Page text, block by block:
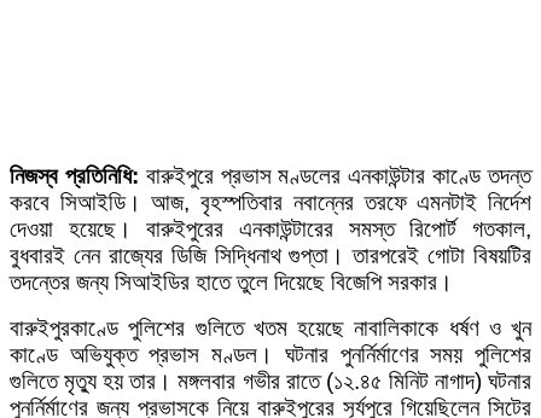
নিজস্ব প্রতিনিধি: বারুইপুরে প্রভাস মণ্ডলের এনকাউন্টার কাণ্ডে তদন্ত
করবে সিআইডি। আজ, বৃহস্পতিবার নবান্নের তরফে এমনটাই নির্দেশ
দেওয়া হয়েছে। বারুইপুরের এনকাউন্টারের সমস্ত রিপোর্ট গতকাল,
বুধবারই নেন রাজ্যের ডিজি সিদ্ধিনাথ গুপ্তা। তারপরেই গোটা বিষয়টির
তদন্তের জন্য সিআইডির হাতে তুলে দিয়েছে বিজেপি সরকার।
বারুইপুরকাণ্ডে পুলিশের গুলিতে খতম হয়েছে নাবালিকাকে ধর্ষণ ও খুন
কাণ্ডে অভিযুক্ত প্রভাস মণ্ডল। ঘটনার পুনর্নির্মাণের সময় পুলিশের
গুলিতে মৃত্যু হয় তার। মঙ্গলবার গভীর রাতে (১২.৪৫ মিনিট নাগাদ) ঘটনার
পুনর্নির্মাণের জন্য প্রভাসকে নিয়ে বারুইপুরের সূর্যপুরে গিয়েছিলেন সিটের